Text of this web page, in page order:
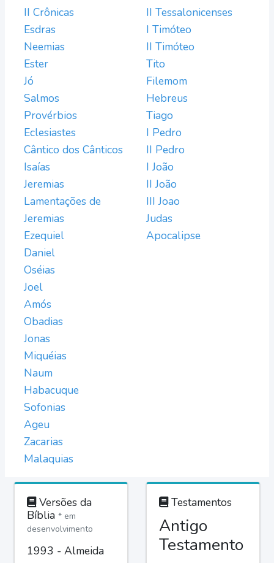
II Crônicas
Esdras
Neemias
Ester
Jó
Salmos
Provérbios
Eclesiastes
Cântico dos Cânticos
Isaías
Jeremias
Lamentações de
Jeremias
Ezequiel
Daniel
Oséias
Joel
Amós
Obadias
Jonas
Miquéias
Naum
Habacuque
Sofonias
Ageu
Zacarias
Malaquias
II Tessalonicenses
I Timóteo
II Timóteo
Tito
Filemom
Hebreus
Tiago
I Pedro
II Pedro
I João
II João
III Joao
Judas
Apocalipse
Versões da
Bíblia * em
desenvolvimento
1993 - Almeida
Testamentos
Antigo
Testamento